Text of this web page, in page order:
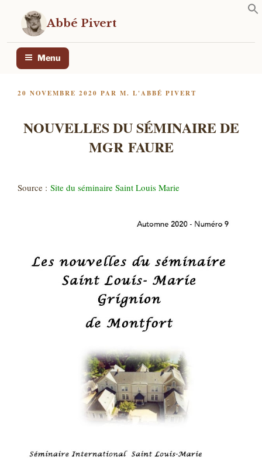
contenu
principal
Abbé Pivert
Menu
PUBLIÉ
20 NOVEMBRE 2020 PAR M. L'ABBÉ PIVERT
NOUVELLES DU SÉMINAIRE DE
MGR FAURE
Source : Site du séminaire Saint Louis Marie